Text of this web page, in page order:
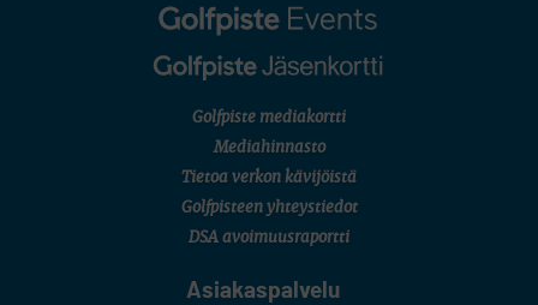
Golfpiste mediakortti
Mediahinnasto
Tietoa verkon kävijöistä
Golfpisteen yhteystiedot
DSA avoimuusraportti
Asiakaspalvelu